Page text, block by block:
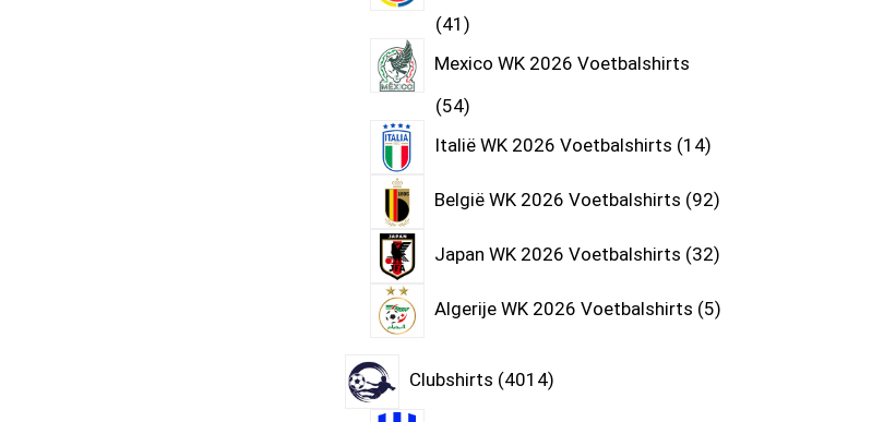
41
Mexico WK 2026 Voetbalshirts
54
Italië WK 2026 Voetbalshirts 14
België WK 2026 Voetbalshirts 92
Japan WK 2026 Voetbalshirts 32
Algerije WK 2026 Voetbalshirts 5
Clubshirts 4014